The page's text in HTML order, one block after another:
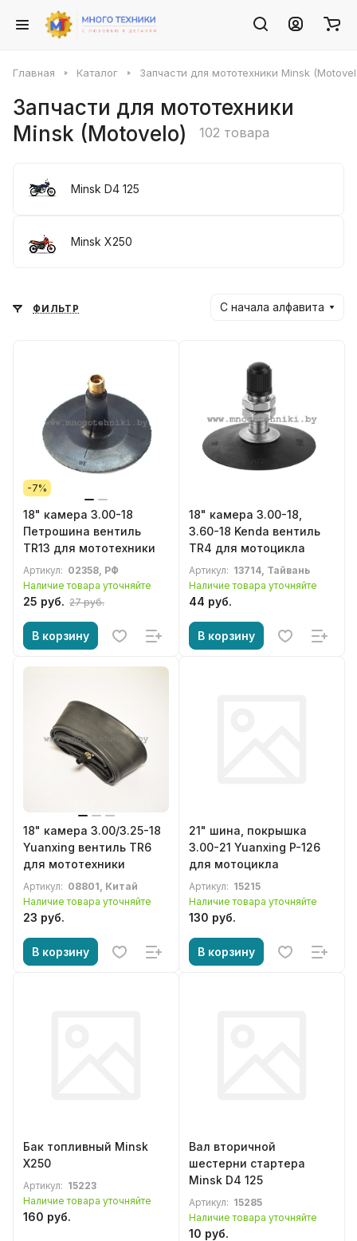
Главная Каталог Запчасти для мототехники Minsk
Запчасти для мототехники
Minsk (Motovelo)
102 товара
Minsk D4 125
Minsk X250
ФИЛЬТР С начала алфавита
-7%
18" камера 3.00-18
Петрошина вентиль
TR13 для мототехники
Артикул: 02358, РФ
Наличие товара уточняйте
25 руб. 27 руб.
В корзину
18" камера 3.00-18,
3.60-18 Kenda вентиль
TR4 для мотоцикла
Артикул: 13714, Тайвань
Наличие товара уточняйте
44 руб.
В корзину
18" камера 3.00/3.25-18
Yuanxing вентиль TR6
для мототехники
Артикул: 08801, Китай
Наличие товара уточняйте
23 руб.
В корзину
21" шина, покрышка
3.00-21 Yuanxing P-126
для мотоцикла
Артикул: 15215
Наличие товара уточняйте
130 руб.
В корзину
Бак топливный Minsk
X250
Артикул: 15223
Наличие товара уточняйте
160 руб.
Вал вторичной
шестерни стартера
Minsk D4 125
Артикул: 15285
Наличие товара уточняйте
10 руб.